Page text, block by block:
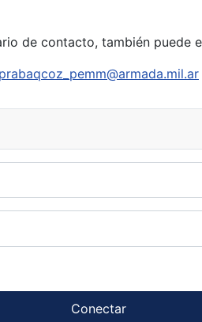
de contacto, también puede
prabaqcoz_pemm@armada.mil.ar
Conectar